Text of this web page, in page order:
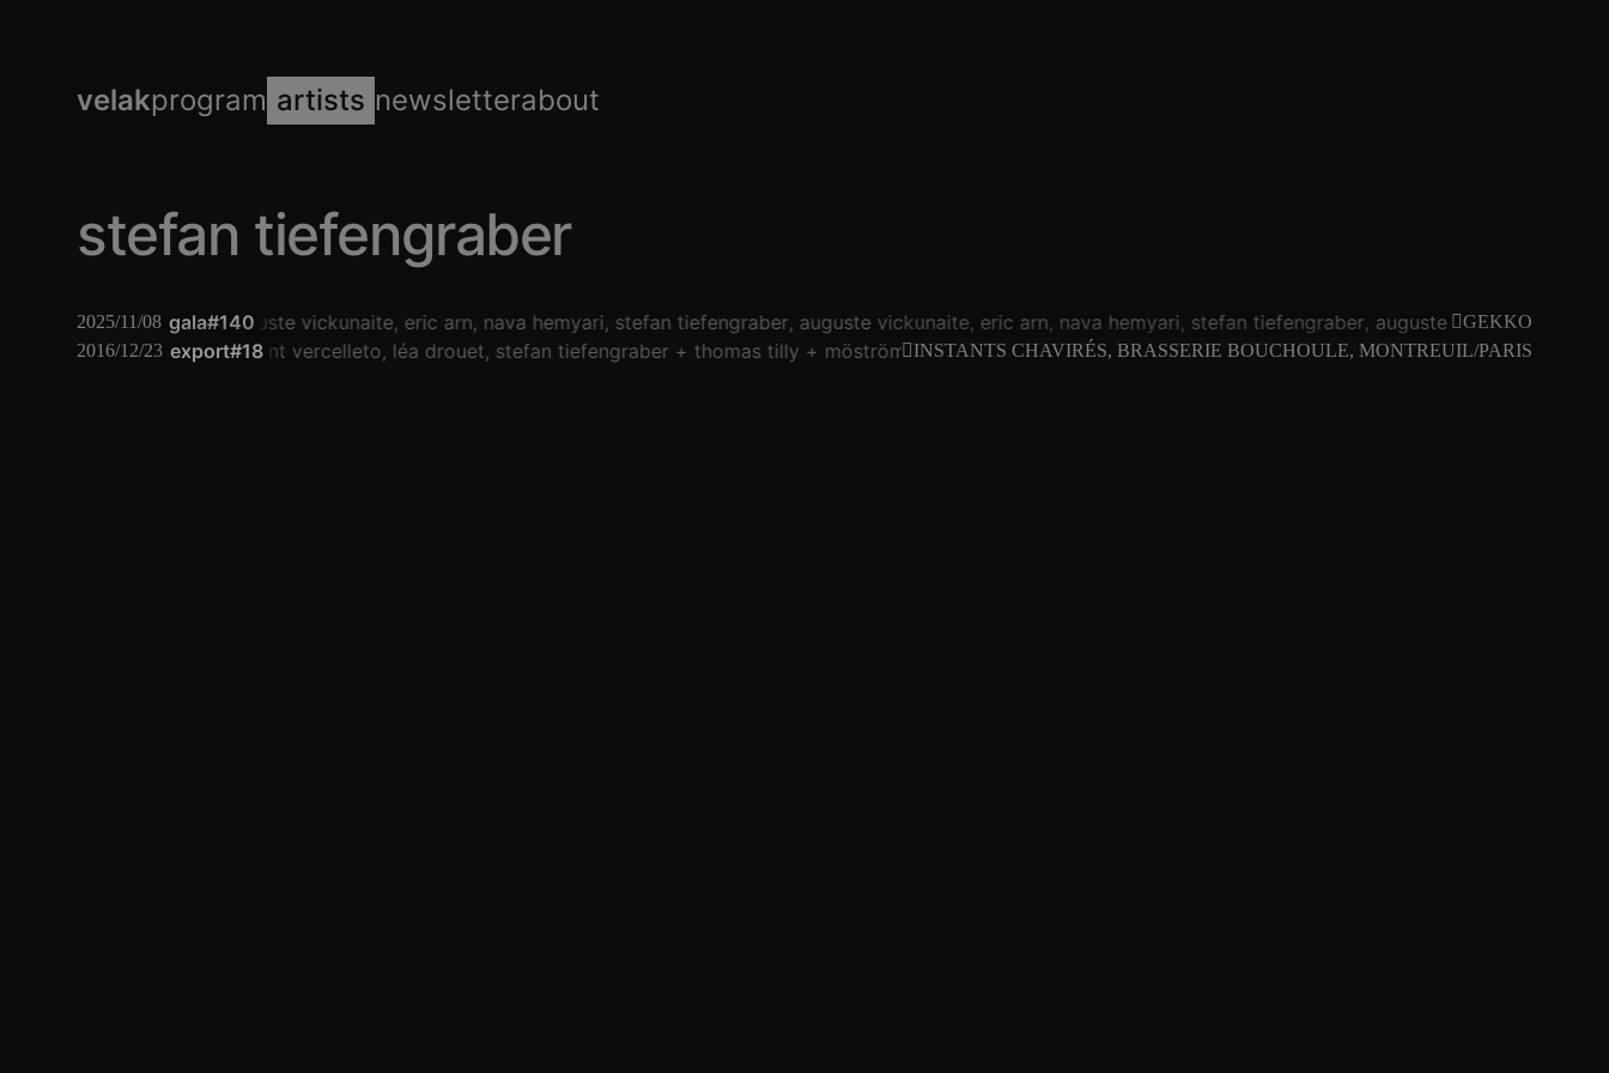
velakprogram artists newsletterabout
stefan tiefengraber
gala#140
2025/11/08 GEKKO
auguste vickunaite eric arn nava hemyari stefan tiefengraber auguste vickunaite eric arn nava hemyari stefan tiefengraber auguste vickunaite
export#18
2016/12/23 INSTANTS CHAVIRÉS, BRASSERIE BOUCHOULE, MONTREUIL/PARIS
clément vercelleto léa drouet stefan tiefengraber thomas tilly möström raymonde iv clément vercelleto léa drouet stefan tiefengraber